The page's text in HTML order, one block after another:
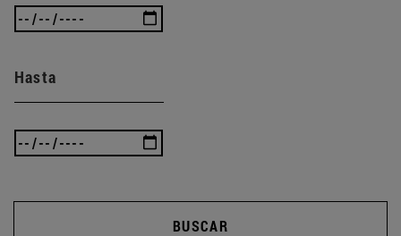
Hasta
BUSCAR